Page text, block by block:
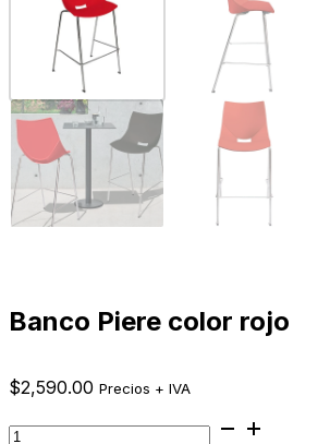
Banco Piere color rojo
$2,590.00 Precios + IVA
Banco